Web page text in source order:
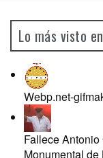
Lo más visto
Webp.net-
Fallece
Monumental